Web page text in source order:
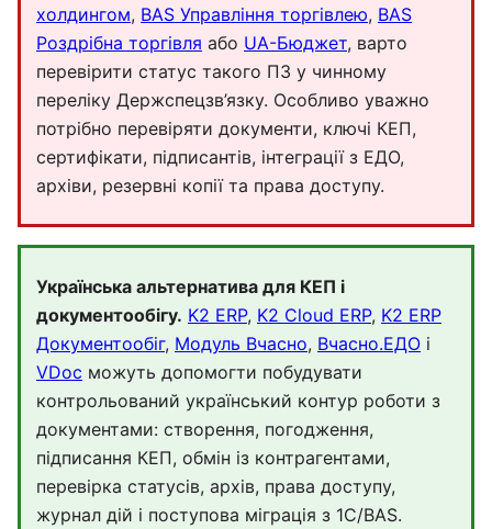
холдингом, BAS Управління торгівлею, BAS
Роздрібна торгівля або UA-Бюджет, варто
перевірити статус такого ПЗ у чинному
переліку Держспецзв’язку. Особливо уважно
потрібно перевіряти документи, ключі КЕП,
сертифікати, підписантів, інтеграції з ЕДО,
архіви, резервні копії та права доступу.
Українська альтернатива для КЕП і
документообігу. K2 ERP, K2 Cloud ERP, K2 ERP
Документообіг, Модуль Вчасно, Вчасно.ЕДО і
VDoc можуть допомогти побудувати
контрольований український контур роботи з
документами: створення, погодження,
підписання КЕП, обмін із контрагентами,
перевірка статусів, архів, права доступу,
журнал дій і поступова міграція з 1С/BAS.